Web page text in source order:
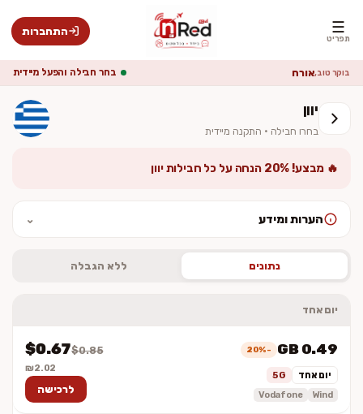
☰
תפריט
התחברות
בוקר טוב,אורח בחר חבילה והפעל מיידית
יוון
בחרו חבילה · התקנה מיידית
🔥 מבצע! 20% הנחה על כל חבילות יוון
הערות ומידע ⌄
וכולל מע״מ. ההתקנה מיידית — לא נשלח כרטיס פיזי.
נתונים ללא הגבלה
יום אחד
0.49 GB
-20%
יום אחד 5G
Wind
Vodafone
$0.85
$0.67
₪2.02
לרכישה